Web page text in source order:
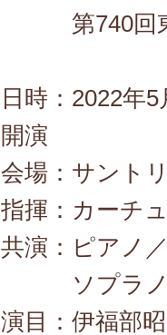
第740回東
日時：2022年
開演
会場：サント
指揮：カーチ
共演：ピアノ
ソプラノ
演目：伊福部